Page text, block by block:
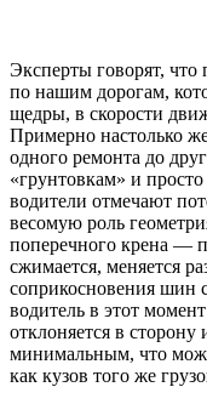
Эксперты говорят, что
по нашим дорогам,
щедры, в скорости
Примерно настолько
одного ремонта до
«грунтовкам» и
водители отмечают
весомую роль
поперечного крена —
сжимается, меняется
соприкосновения шин
водитель в этот
отклоняется в сторону
минимальным, что
как кузов того же